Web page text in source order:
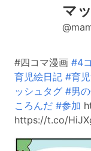
マ
#四コマ漫画 #4
育児絵日記 #育
ッシュタグ #男
ころんだ #参加
https://t.co/